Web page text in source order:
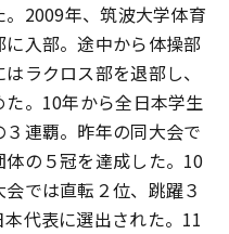
2009年、筑波大学体育
入部。途中から体操部
ラクロス部を退部し、
。10年から全日本学生
連覇。昨年の同大会で
の５冠を達成した。10
では直転２位、跳躍３
代表に選出された。11